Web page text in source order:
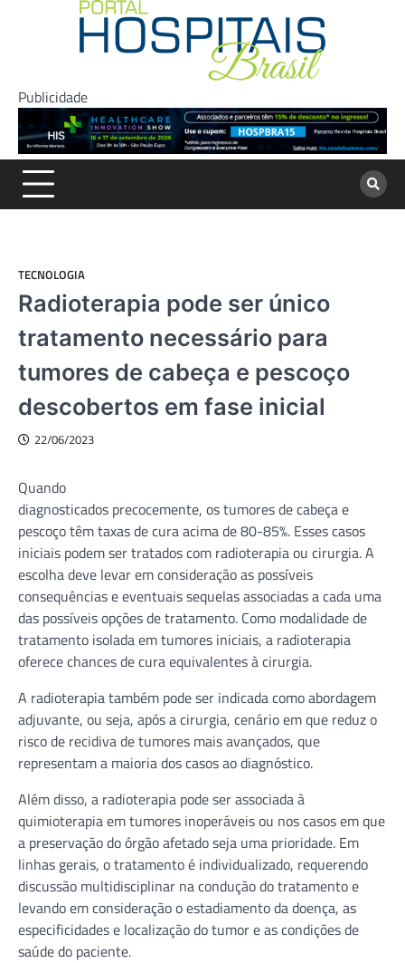
Publicidade
TECNOLOGIA
Radioterapia pode ser único
tratamento necessário para
tumores de cabeça e pescoço
descobertos em fase inicial
22/06/2023
Quando
diagnosticados precocemente, os tumores de cabeça e
pescoço têm taxas de cura acima de 80-85%. Esses casos
iniciais podem ser tratados com radioterapia ou cirurgia. A
escolha deve levar em consideração as possíveis
consequências e eventuais sequelas associadas a cada uma
das possíveis opções de tratamento. Como modalidade de
tratamento isolada em tumores iniciais, a radioterapia
oferece chances de cura equivalentes à cirurgia.
A radioterapia também pode ser indicada como abordagem
adjuvante, ou seja, após a cirurgia, cenário em que reduz o
risco de recidiva de tumores mais avançados, que
representam a maioria dos casos ao diagnóstico.
Além disso, a radioterapia pode ser associada à
quimioterapia em tumores inoperáveis ou nos casos em que
a preservação do órgão afetado seja uma prioridade. Em
linhas gerais, o tratamento é individualizado, requerendo
discussão multidisciplinar na condução do tratamento e
levando em consideração o estadiamento da doença, as
especificidades e localização do tumor e as condições de
saúde do paciente.